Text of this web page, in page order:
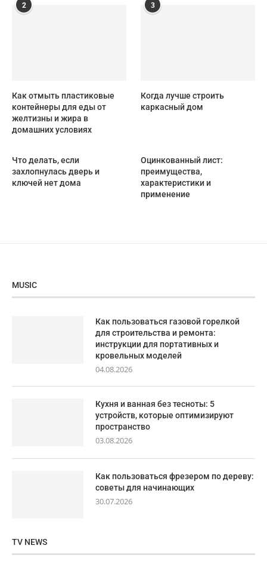
2
Как отмыть пластиковые
контейнеры для еды от
желтизны и жира в
домашних условиях
3
Когда лучше строить
каркасный дом
Что делать, если
захлопнулась дверь и
ключей нет дома
Оцинкованный лист:
преимущества,
характеристики и
применение
MUSIC
Как пользоваться газовой горелкой
для строительства и ремонта:
инструкции для портативных и
кровельных моделей
04.08.2026
Кухня и ванная без тесноты: 5
устройств, которые оптимизируют
пространство
03.08.2026
Как пользоваться фрезером по дереву:
советы для начинающих
30.07.2026
TV NEWS